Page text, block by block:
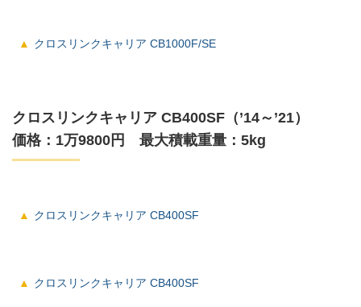
クロスリンクキャリア CB1000F/SE
クロスリンクキャリア CB400SF（’14～’21）
価格：1万9800円 最大積載重量：5kg
クロスリンクキャリア CB400SF
クロスリンクキャリア CB400SF